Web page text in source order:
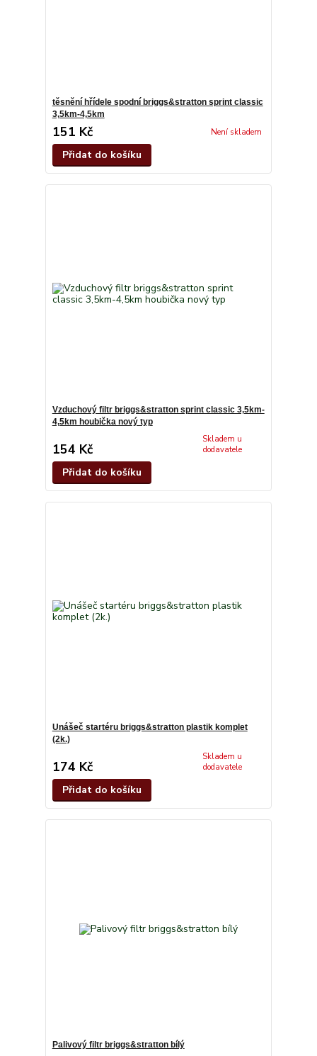
těsnění hřídele spodní briggs&stratton sprint classic
3,5km-4,5km
151 Kč Není skladem
Přidat do košíku
Vzduchový filtr briggs&stratton sprint classic 3,5km-
4,5km houbička nový typ
154 Kč
Skladem u
dodavatele
Přidat do košíku
Unášeč startéru briggs&stratton plastik komplet
(2k.)
174 Kč
Skladem u
dodavatele
Přidat do košíku
Palivový filtr briggs&stratton bílý